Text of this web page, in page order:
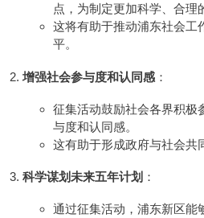
点，为制定更加科学、合理
这将有助于推动浦东社会工
平。
增强社会参与度和认同感 ：
征集活动鼓励社会各界积极
与度和认同感。
这有助于形成政府与社会共
科学谋划未来五年计划 ：
通过征集活动，浦东新区能